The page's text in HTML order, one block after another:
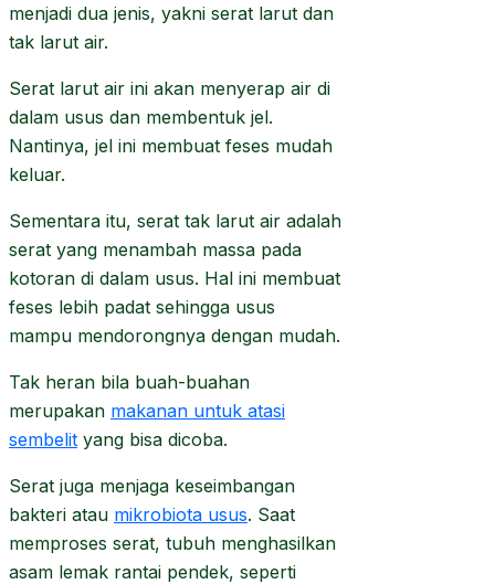
menjadi dua jenis, yakni serat larut dan
tak larut air.
Serat larut air ini akan menyerap air di
dalam usus dan membentuk jel.
Nantinya, jel ini membuat feses mudah
keluar.
Sementara itu, serat tak larut air adalah
serat yang menambah massa pada
kotoran di dalam usus. Hal ini membuat
feses lebih padat sehingga usus
mampu mendorongnya dengan mudah.
Tak heran bila buah-buahan
merupakan makanan untuk atasi
sembelit yang bisa dicoba.
Serat juga menjaga keseimbangan
bakteri atau mikrobiota usus. Saat
memproses serat, tubuh menghasilkan
asam lemak rantai pendek, seperti